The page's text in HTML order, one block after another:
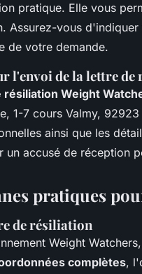
pratique. Elle vous
Assurez-vous
de votre demande.
l'envoi de la lettre
résiliation Weight
1-7 cours Valmy,
ainsi que les
un accusé de réception
pratiques
de résiliation
Weight
complètes,